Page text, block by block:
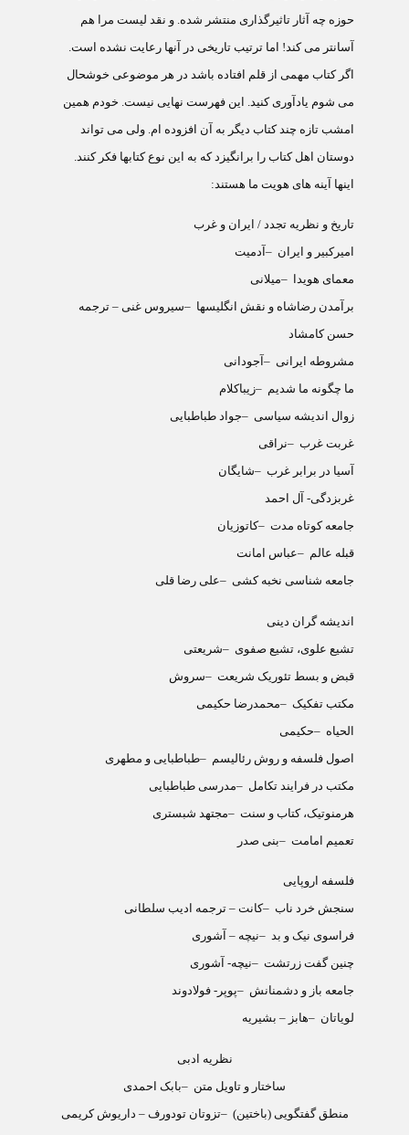
حوزه چه آثار تاثیرگذاری منتشر شده. و نقد لیست مرا هم
آسانتر می کند! اما ترتیب تاریخی در آنها رعایت نشده است.
اگر کتاب مهمی از قلم افتاده باشد در هر موضوعی خوشحال
می شوم یادآوری کنید. این فهرست نهایی نیست. خودم همین
امشب تازه چند کتاب دیگر به آن افزوده ام. ولی می تواند
دوستان اهل کتاب را برانگیزد که به این نوع کتابها فکر کنند.
اینها آینه های هویت ما هستند :
تاریخ و نظریه تجدد / ایران و غرب
امیرکبیر و ایران – آدمیت
معمای هویدا
–میلانی
برآمدن رضاشاه و نقش انگلیسها –سیروس غنی – ترجمه
حسن کامشاد
مشروطه ایرانی – آجودانی
ما چگونه ما شدیم –زیباکلام
زوال اندیشه سیاسی –جواد طباطبایی
غربت غرب –نراقی
آسیا در برابر غرب –شایگان
غربزدگی- آل احمد
جامعه کوتاه مدت –کاتوزیان
قبله عالم –عباس امانت
جامعه شناسی نخبه کشی –علی رضا قلی
اندیشه گران دینی
تشیع علوی، تشیع صفوی –شریعتی
قبض و بسط تئوریک شریعت –سروش
مکتب تفکیک –محمدرضا حکیمی
الحیاه –حکیمی
اصول فلسفه و روش رئالیسم –طباطبایی و مطهری
مکتب در فرایند تکامل –مدرسی طباطبایی
هرمنوتیک، کتاب و سنت –مجتهد شبستری
تعمیم امامت –بنی صدر
فلسفه اروپایی
سنجش خرد ناب –کانت – ترجمه ادیب سلطانی
فراسوی نیک و بد –نیچه – آشوری
چنین گفت زرتشت –نیچه- آشوری
جامعه باز و دشمنانش –پوپر- فولادوند
لویاتان –هابز – بشیریه
نظریه ادبی
ساختار و تاویل متن –بابک احمدی
منطق گفتگویی (باختین) –تزوتان تودورف – داریوش کریمی